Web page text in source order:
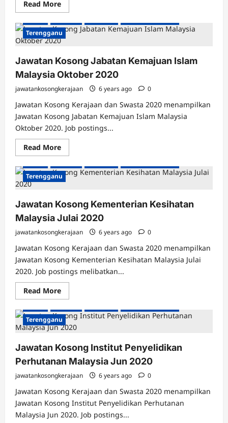
Read MoreRead
more
Jawatan
Kosong
Jabatan
Malaysia
2020
Pahang
Perak
Terengganu
Jawatan Kosong Jabatan Kemajuan Islam
Malaysia Oktober 2020
jawatankosongkerajaan 6 years ago 0
Jawatan Kosong Kerajaan dan Swasta 2020 menampilkan
Jawatan Kosong Jabatan Kemajuan Islam Malaysia
Oktober 2020. Job postings...
Read MoreRead
more
Jawatan
Kosong
Jabatan
Malaysia
Oktober
2020
Jawatan Kosong Kerajaan Johor Kedah
Kelantan
Kuala Lumpur
Labuan
Pahang
Perak
Terengganu
Jawatan Kosong Kementerian Kesihatan
Malaysia Julai 2020
jawatankosongkerajaan 6 years ago 0
Jawatan Kosong Kerajaan dan Swasta 2020 menampilkan
Jawatan Kosong Kementerian Kesihatan Malaysia Julai
2020. Job postings melibatkan...
Read MoreRead
more
Jawatan
Kosong
Kementerian
Kesihatan
Julai
2020
Jawatan Kosong Kerajaan Johor Kedah
Kelantan
Kuala Lumpur
Pahang
Perak
Terengganu
Jawatan Kosong Institut Penyelidikan
Perhutanan Malaysia Jun 2020
jawatankosongkerajaan 6 years ago 0
Jawatan Kosong Kerajaan dan Swasta 2020 menampilkan
Jawatan Kosong Institut Penyelidikan Perhutanan
Malaysia Jun 2020. Job postings...